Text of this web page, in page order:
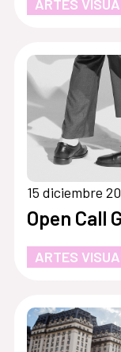
ARTES
15 diciembre
Open Call
ARTES